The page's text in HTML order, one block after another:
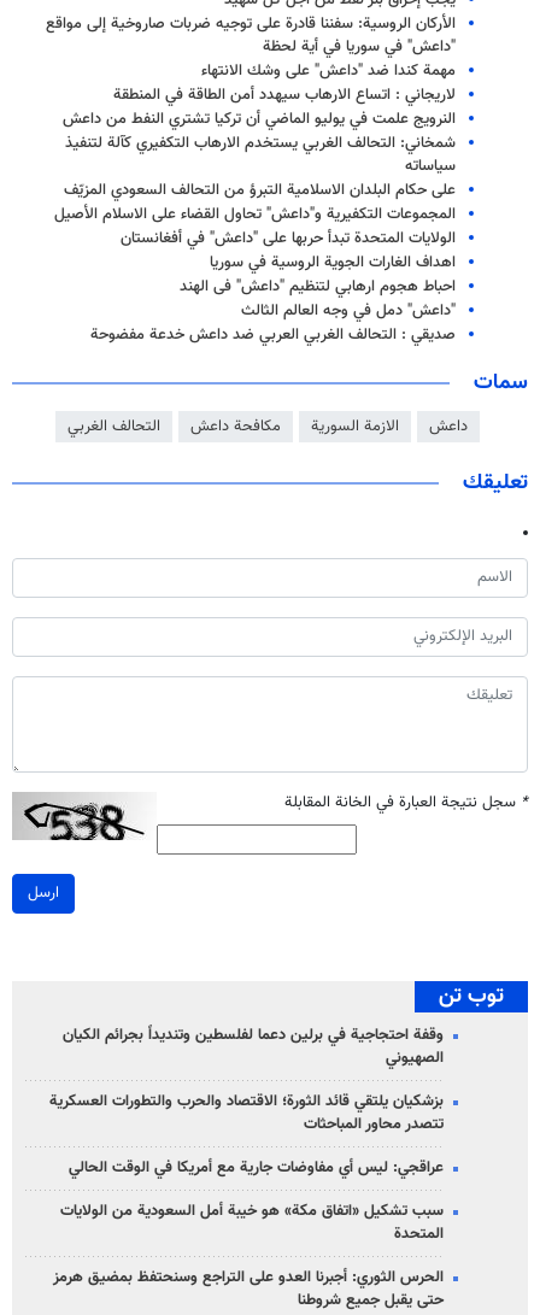
الأركان الروسية: سفننا قادرة على توجيه ضربات صاروخية إلى مواقع
"داعش" في سوريا في أية لحظة
مهمة كندا ضد "داعش" على وشك الانتهاء
لاريجاني : اتساع الارهاب سيهدد أمن الطاقة في المنطقة
النرويج علمت في يوليو الماضي أن تركيا تشتري النفط من داعش
شمخاني: التحالف الغربي يستخدم الارهاب التكفيري كآلة لتنفيذ
سياساته
على حكام البلدان الاسلامية التبرؤ من التحالف السعودي المزيّف
المجموعات التكفيرية و"داعش" تحاول القضاء على الاسلام الأصيل
الولايات المتحدة تبدأ حربها على "داعش" في أفغانستان
اهداف الغارات الجوية الروسية في سوريا
احباط هجوم ارهابي لتنظيم "داعش" فى الهند
"داعش" دمل في وجه العالم الثالث
صديقي : التحالف الغربي العربي ضد داعش خدعة مفضوحة
سمات
داعش الازمة السورية مكافحة داعش التحالف الغربي
تعليقك
* سجل نتيجة العبارة في الخانة المقابلة
ارسل
توب تن
وقفة احتجاجية في برلين دعما لفلسطين وتنديداً بجرائم الكيان
الصهیوني
بزشكيان يلتقي قائد الثورة؛ الاقتصاد والحرب والتطورات العسكرية
تتصدر محاور المباحثات
عراقجي: ليس أي مفاوضات جارية مع أمريكا في الوقت الحالي
سبب تشكيل «اتفاق مكة» هو خيبة أمل السعودية من الولايات
المتحدة
الحرس الثوري: أجبرنا العدو على التراجع وسنحتفظ بمضيق هرمز
حتى يقبل جميع شروطنا